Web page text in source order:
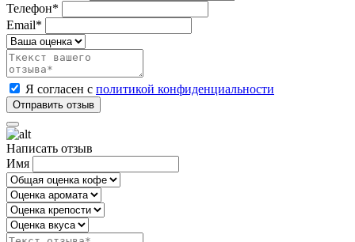
Телефон*
Email*
Я согласен с политикой конфиденциальности
Написать отзыв
Имя